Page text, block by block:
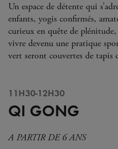
Un espace de détente qui
enfants, yogis confirmés,
curieux en quête de
vivre devenu une pratique
vert seront couvertes de tapis
11H30-12H30
QI GONG
A PARTIR DE 6 ANS